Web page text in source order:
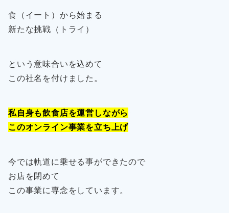
食（イート）から始まる
新たな挑戦（トライ）
という意味合いを込めて
この社名を付けました。
私自身も飲食店を運営しながら
このオンライン事業を立ち上げ
今では軌道に乗せる事ができたので
お店を閉めて
この事業に専念をしています。